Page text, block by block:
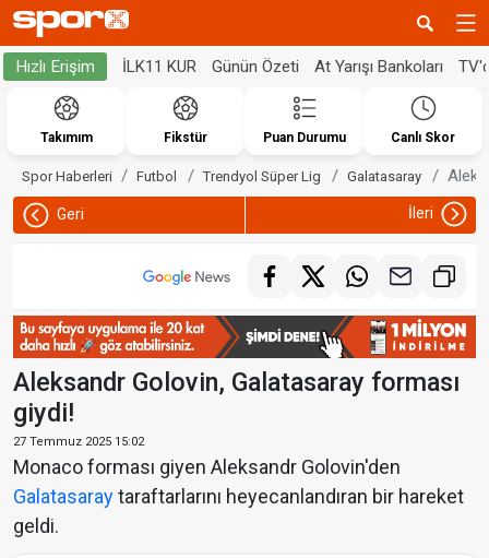
Hızlı Erişim İLK11 KUR Günün Özeti At Yarışı Bankoları
Takımım Fikstür Puan Durumu Canlı Skor
Spor Haberleri Futbol Trendyol Süper Lig Galatasaray
Geri İleri
Aleksandr Golovin, Galatasaray forması
giydi!
27 Temmuz 2025 15:02
Monaco forması giyen Aleksandr Golovin'den
Galatasaraytaraftarlarını heyecanlandıran bir hareket
geldi.